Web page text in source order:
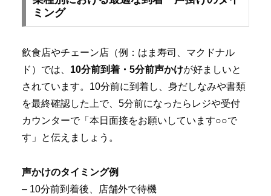
ミング
飲食店やチェーン店（例：はま寿司、マクドナル
ド）では、 10分前到着・5分前声かけが好ましいと
されています。10分前に到着し、身だしなみや書類
を最終確認した上で、5分前になったらレジや受付
カウンターで「本日面接をお願いしています○○で
す」と伝えましょう。
声かけのタイミング例
– 10分前到着後、店舗外で待機